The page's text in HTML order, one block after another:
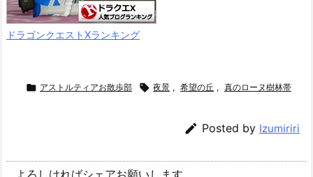
ドラゴンクエストXランキング
 アストルティアお散歩部  夜景 , 希望の丘 , 真のローヌ樹林帯
 Posted by Izumiriri
よろしければシェアお願いします